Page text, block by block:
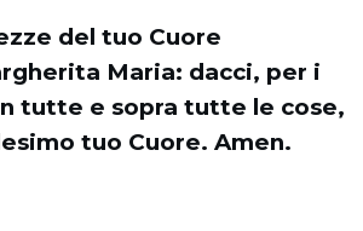
del tuo Cuore
Maria: dacci, per i
tutte e sopra tutte le cose,
tuo Cuore. Amen.